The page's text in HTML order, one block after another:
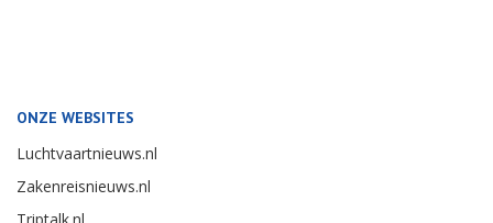
ONZE WEBSITES
Luchtvaartnieuws.nl
Zakenreisnieuws.nl